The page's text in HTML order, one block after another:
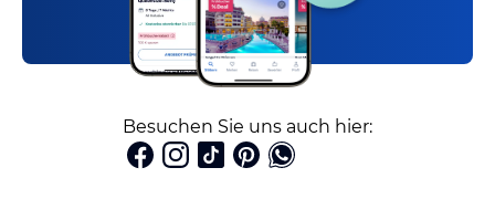
Besuchen Sie uns auch hier: